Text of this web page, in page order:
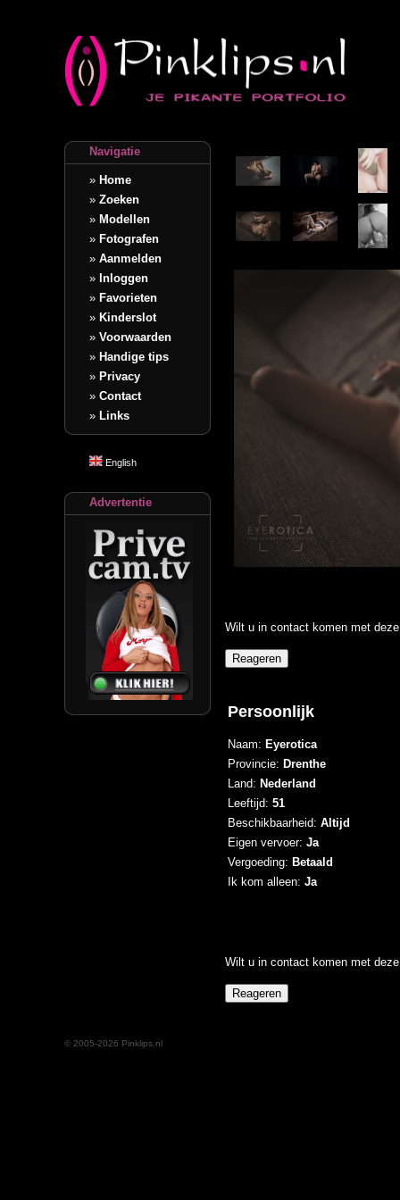
Navigatie
» Home
» Zoeken
» Modellen
» Fotografen
» Aanmelden
» Inloggen
» Favorieten
» Kinderslot
» Voorwaarden
» Handige tips
» Privacy
» Contact
» Links
English
Advertentie
Wilt u in contact komen met
Persoonlijk
Naam: Eyerotica
Provincie: Drenthe
Land: Nederland
Leeftijd: 51
Beschikbaarheid: Altijd
Eigen vervoer: Ja
Vergoeding: Betaald
Ik kom alleen: Ja
Wilt u in contact komen met
© 2005-2026 Pinklips.nl